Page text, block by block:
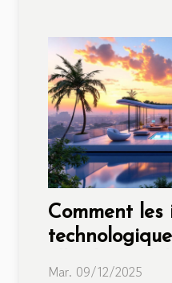
Comment les
Mar. 09/12/2025